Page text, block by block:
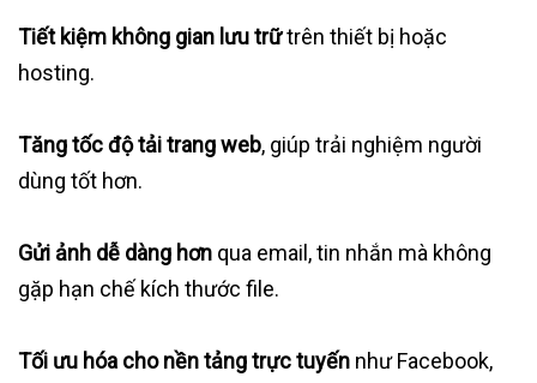
Tiết kiệm không gian lưu trữtrên thiết bị hoặc
hosting.
Tăng tốc độ tải trang web, giúp trải nghiệm người
dùng tốt hơn.
Gửi ảnh dễ dàng hơn qua email, tin nhắn mà không
gặp hạn chế kích thước file.
Tối ưu hóa cho nền tảng trực tuyến như Facebook,